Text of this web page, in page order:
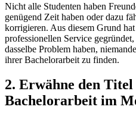
Nicht alle Studenten haben
genügend Zeit haben oder dazu
korrigieren. Aus diesem Grund
professionellen Service
dasselbe Problem haben,
ihrer Bachelorarbeit zu finden.
2. Erwähne den
Bachelorarbeit im